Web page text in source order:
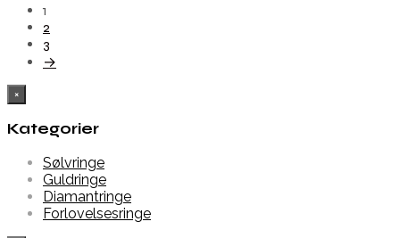
1
2
3
→
×
Kategorier
Sølvringe
Guldringe
Diamantringe
Forlovelsesringe